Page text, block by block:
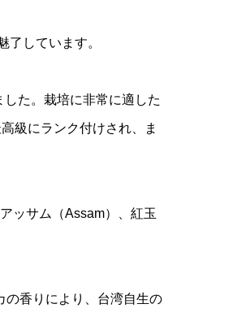
しています。
た。栽培に非常に適した
級にランク付けされ、ま
ッサム（Assam）、紅玉
の香りにより、台湾自生の